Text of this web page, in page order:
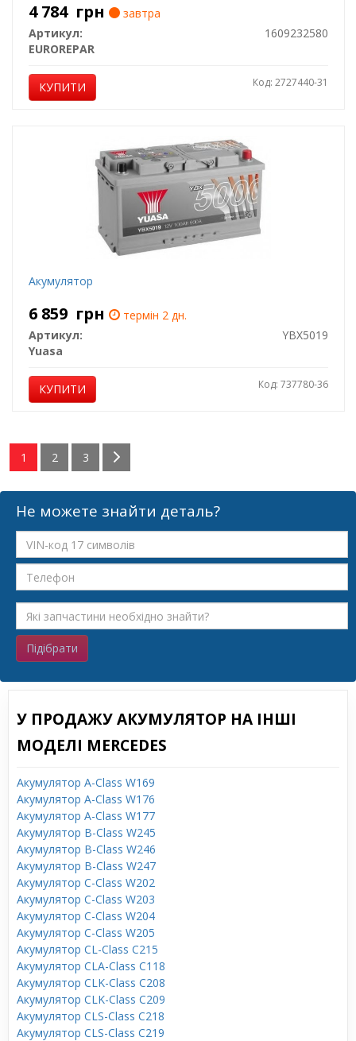
4 784 грн
завтра
Артикул:
1609232580
EUROREPAR
КУПИТИ Код: 2727440-31
Акумулятор
6 859 грн
термін 2 дн.
Артикул:
YBX5019
Yuasa
КУПИТИ Код: 737780-36
1 2 3
Не можете знайти деталь?
Підібрати
У ПРОДАЖУ АКУМУЛЯТОР НА ІНШІ
МОДЕЛІ MERCEDES
Акумулятор A-Class W169
Акумулятор A-Class W176
Акумулятор A-Class W177
Акумулятор B-Class W245
Акумулятор B-Class W246
Акумулятор B-Class W247
Акумулятор C-Class W202
Акумулятор C-Class W203
Акумулятор C-Class W204
Акумулятор C-Class W205
Акумулятор CL-Class C215
Акумулятор CLA-Class C118
Акумулятор CLK-Class C208
Акумулятор CLK-Class C209
Акумулятор CLS-Class C218
Акумулятор CLS-Class C219